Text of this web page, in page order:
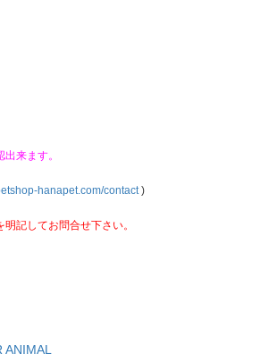
来ます。
hanapet.com/contact )
記してお問合せ下さい。
ANIMAL